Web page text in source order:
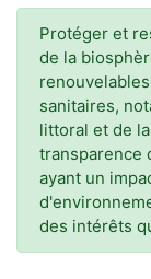
Protéger et
de la
sanitaires,
littoral et de
transparence
ayant un
des intérêts